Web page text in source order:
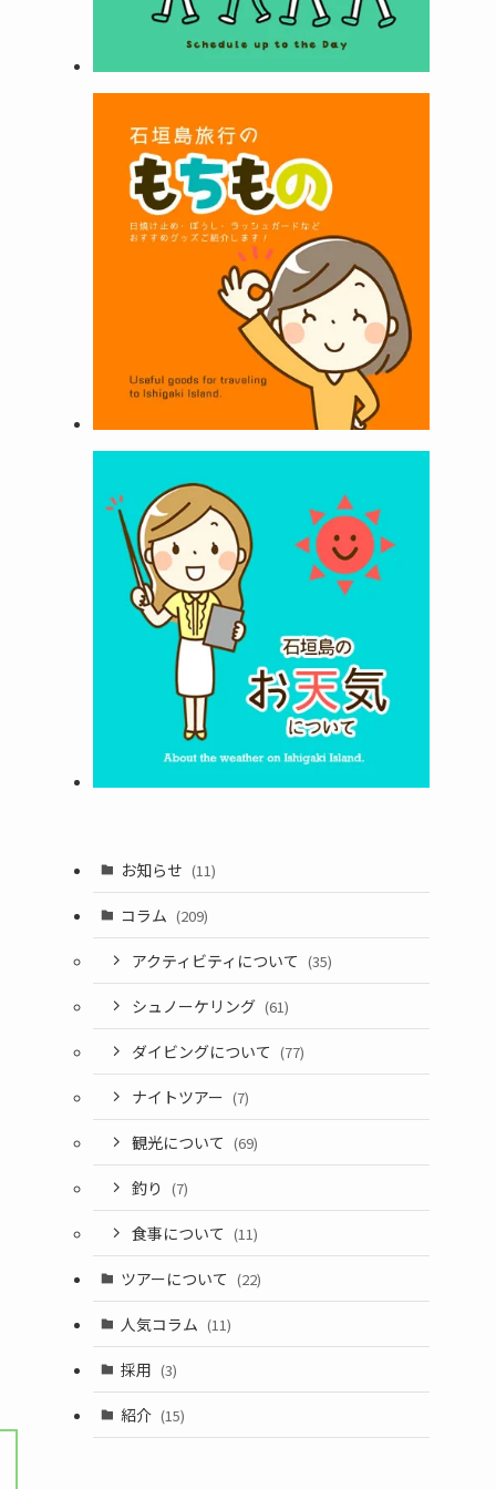
お知らせ (11)
コラム (209)
アクティビティについて (35)
シュノーケリング (61)
ダイビングについて (77)
ナイトツアー (7)
観光について (69)
釣り (7)
食事について (11)
ツアーについて (22)
人気コラム (11)
採用 (3)
紹介 (15)